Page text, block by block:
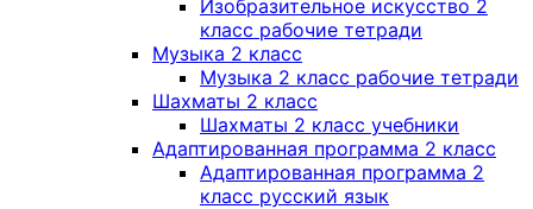
Изобразительное искусство 2
класс рабочие тетради
Музыка 2 класс
Музыка 2 класс рабочие тетради
Шахматы 2 класс
Шахматы 2 класс учебники
Адаптированная программа 2 класс
Адаптированная программа 2
класс русский язык